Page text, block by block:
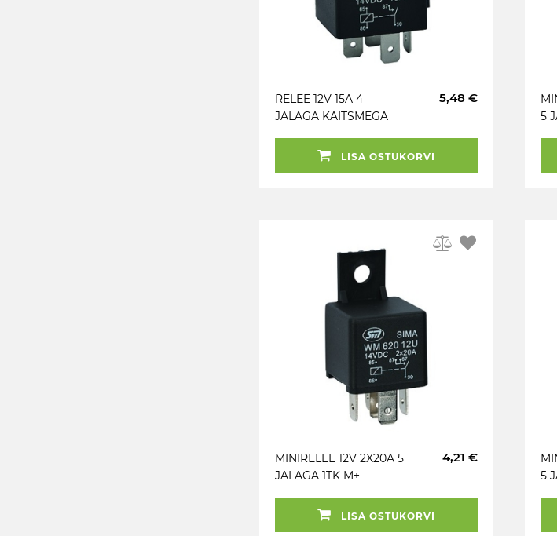
RELEE 12V 15A 4
JALAGA KAITSMEGA
5,48 €
LISA OSTUKORVI
5
MINIRELEE 12V 2X20A 5
JALAGA 1TK M+
4,21 €
LISA OSTUKORVI
5